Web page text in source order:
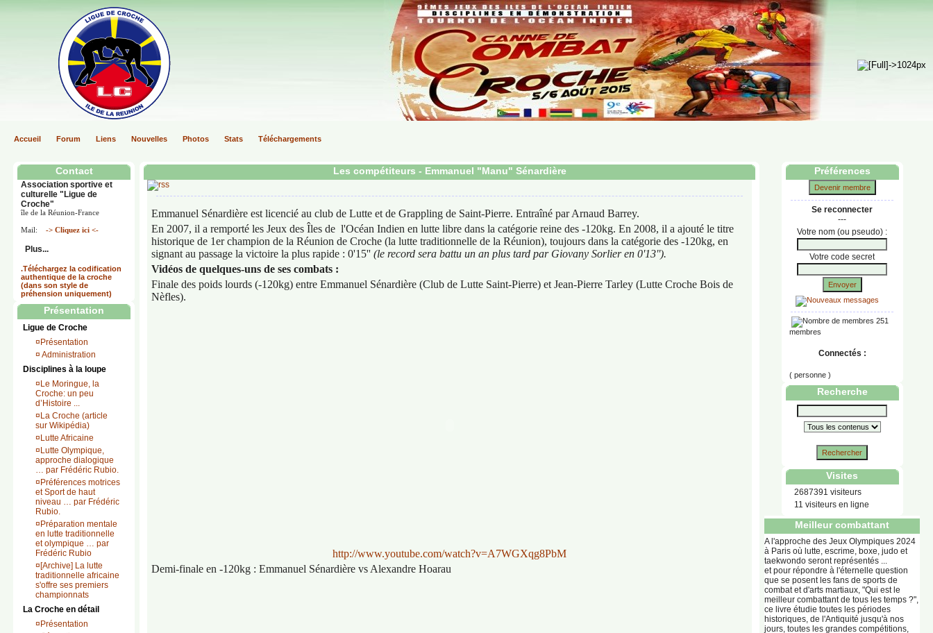
Accueil Forum Liens Nouvelles Photos Stats Téléchargements
Contact
Association sportive et
culturelle "Ligue de
Croche"
île de la Réunion-France
Mail: -> Cliquez ici <-
Plus...
.Téléchargez la codification
authentique de la croche
(dans son style de
préhension uniquement)
Présentation
Ligue de Croche
¤ Présentation
¤ Administration
Disciplines à la loupe
¤ Le Moringue, la
Croche: un peu
d’Histoire ...
¤ La Croche (article
sur Wikipédia)
¤ Lutte Africaine
¤ Lutte Olympique,
approche dialogique
… par Frédéric Rubio.
¤ Préférences motrices
et Sport de haut
niveau … par Frédéric
Rubio.
¤ Préparation mentale
en lutte traditionnelle
et olympique … par
Frédéric Rubio
¤[Archive] La lutte
traditionnelle africaine
s'offre ses premiers
championnats
La Croche en détail
¤ Présentation
Les compétiteurs - Emmanuel "Manu" Sénardière
Emmanuel Sénardière est licencié au club de Lutte et de Grappling de Saint-Pierre. Entraîné par Arnaud Barrey.
En 2007, il a remporté les Jeux des Îles de l'Océan Indien en lutte libre dans la catégorie reine des -120kg. En 2008, il a ajouté le titre
historique de 1er champion de la Réunion de Croche (la lutte traditionnelle de la Réunion), toujours dans la catégorie des -120kg, en
signant au passage la victoire la plus rapide : 0'15'' (le record sera battu un an plus tard par Giovany Sorlier en 0'13'').
Vidéos de quelques-uns de ses combats :
Finale des poids lourds (-120kg) entre Emmanuel Sénardière (Club de Lutte Saint-Pierre) et Jean-Pierre Tarley (Lutte Croche Bois de
Nèfles).
http://www.youtube.com/watch?v=A7WGXqg8PbM
Demi-finale en -120kg : Emmanuel Sénardière vs Alexandre Hoarau
Préférences
Devenir membre
Se reconnecter
---
Votre nom (ou pseudo) :
Votre code secret
Envoyer
251
membres
Connectés :
( personne )
Recherche
Rechercher
Visites
2687391 visiteurs
11 visiteurs en ligne
Meilleur combattant
A l'approche des Jeux Olympiques 2024
à Paris où lutte, escrime, boxe, judo et
taekwondo seront représentés ...
et pour répondre à l'éternelle question
que se posent les fans de sports de
combat et d'arts martiaux, "Qui est le
meilleur combattant de tous les temps ?",
ce livre étudie toutes les périodes
historiques, de l'Antiquité jusqu'à nos
jours, toutes les grandes compétitions,